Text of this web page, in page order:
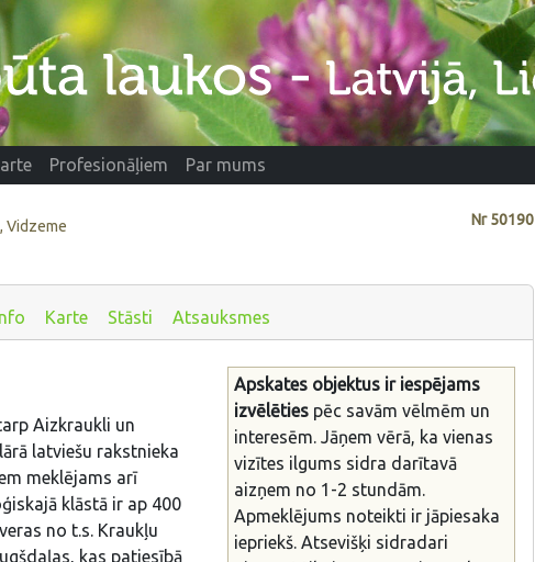
Profesionāļiem Par mums
Nr50190
Vidzeme
Karte Stāsti Atsauksmes
Aizkraukli un
latviešu rakstnieka
meklējams arī
klāstā ir ap 400
no t.s. Kraukļu
kas patiesībā
Apskates objektus ir iespējams
izvēlētiespēc savām vēlmēm un
interesēm. Jāņem vērā, ka vienas
vizītes ilgums sidra darītavā
aizņem no 1-2 stundām.
Apmeklējums noteikti ir jāpiesaka
iepriekš. Atsevišķi sidradari